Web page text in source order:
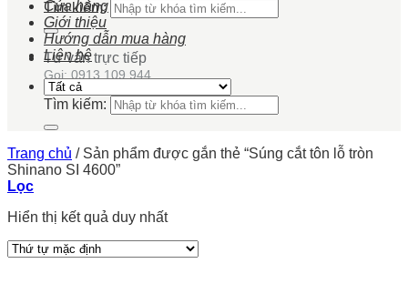
Tìm kiếm:
Tư vấn trực tiếp
Gọi: 0913 109 944
Cửa hàng
Giới thiệu
Hướng dẫn mua hàng
Liên hệ
Tìm kiếm:
Trang chủ /Sản phẩm được gắn thẻ “Súng cắt tôn lỗ tròn
Shinano SI 4600”
Lọc
Hiển thị kết quả duy nhất